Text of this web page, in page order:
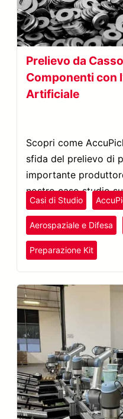
Prelievo da
Componenti con
Artificiale
Scopri come
sfida del prelievo di
importante
nostro caso studio
automatizzato con
Casi di Studio
Aerospaziale e Difesa
Preparazione Kit